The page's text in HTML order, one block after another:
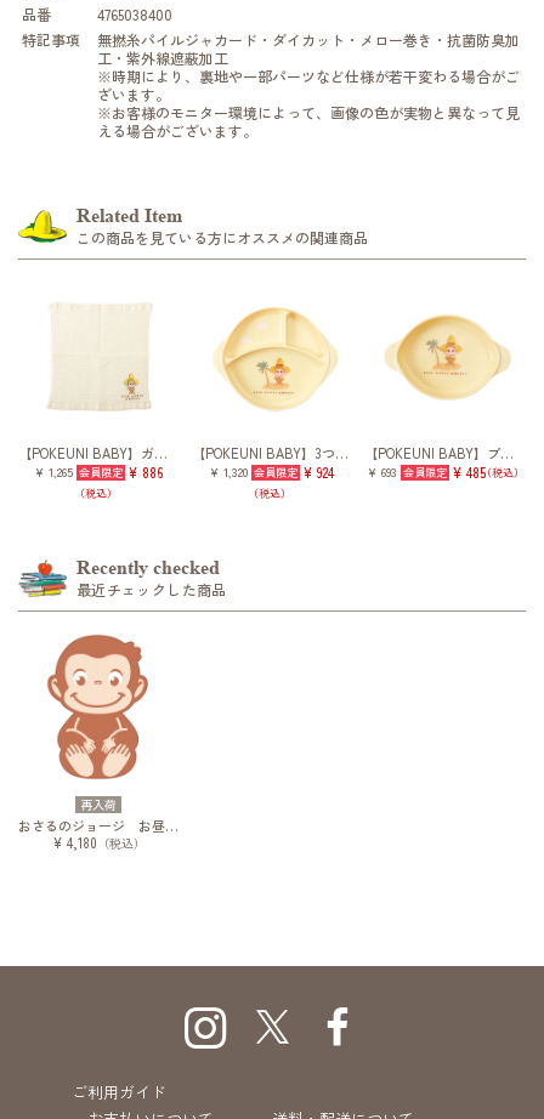
品番
4765038400
特記事項
無撚糸パイルジャカード・ダイカット・メロー巻き・抗菌防臭加
工・紫外線遮蔽加工
※時期により、裏地や一部パーツなど仕様が若干変わる場合がご
ざいます。
※お客様のモニター環境によって、画像の色が実物と異なって見
える場合がございます。
Related Item
この商品を見ている方にオススメの関連商品
【POKEUNI BABY】ガーゼタオル
¥ 1,265 ¥ 886
（税込）
【POKEUNI BABY】3つ仕切りプレート
¥ 1,320 ¥ 924
（税込）
【POKEUNI BABY】プレート
¥ 693 ¥ 485（税込）
Recently checked
最近チェックした商品
再入荷
おさるのジョージ お昼寝ケット おひるねジョージ
¥ 4,180 （税込）
ご利用ガイド